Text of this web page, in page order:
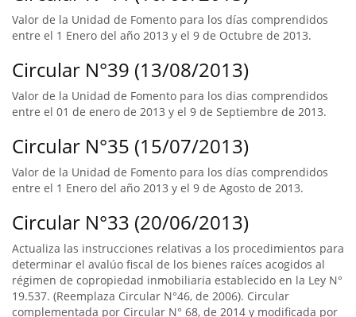
Valor de la Unidad de Fomento para los días comprendidos
entre el 1 Enero del año 2013 y el 9 de Octubre de 2013.
Circular N°39 (13/08/2013)
Valor de la Unidad de Fomento para los dias comprendidos
entre el 01 de enero de 2013 y el 9 de Septiembre de 2013.
Circular N°35 (15/07/2013)
Valor de la Unidad de Fomento para los días comprendidos
entre el 1 Enero del año 2013 y el 9 de Agosto de 2013.
Circular N°33 (20/06/2013)
Actualiza las instrucciones relativas a los procedimientos para
determinar el avalúo fiscal de los bienes raíces acogidos al
régimen de copropiedad inmobiliaria establecido en la Ley N°
19.537. (Reemplaza Circular N°46, de 2006). Circular
complementada por Circular N° 68, de 2014 y modificada por